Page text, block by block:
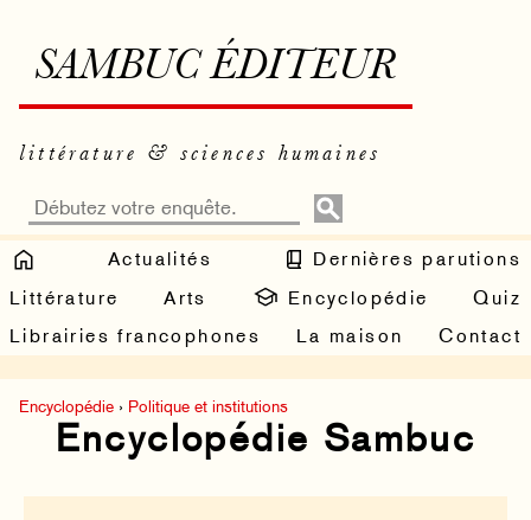
SAMBUC ÉDITEUR
littérature & sciences humaines
Actualités
Dernières parutions
Littérature
Arts Encyclopédie
Quiz
Librairies francophones
La maison Contact
Encyclopédie › Politique et institutions
Encyclopédie Sambuc